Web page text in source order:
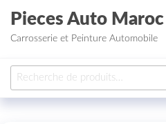
Aller au contenu
Pieces Auto Maroc
Carrosserie et Peinture Automobile
Recherche pour :